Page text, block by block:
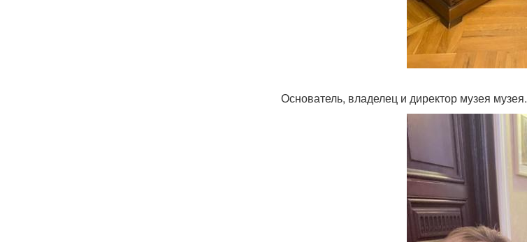
Основатель, владелец и директор музея музея.